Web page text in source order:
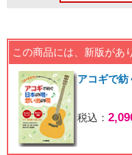
この商品には、新版があ
アコギで紡
税込：